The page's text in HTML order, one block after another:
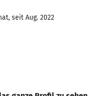
seit Aug. 2022